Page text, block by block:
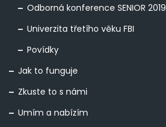
Odborná konference SENIOR 2019
Univerzita třetího věku FBI
Povídky
Jak to funguje
Zkuste to s námi
Umím a nabízím